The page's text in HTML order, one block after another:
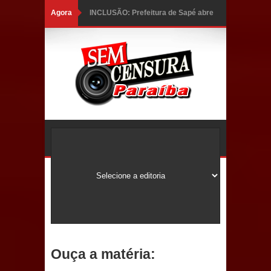
Agora INCLUSÃO: Prefeitura de Sapé abre
Social; veja documentação
necessária!
Ouça a matéria: